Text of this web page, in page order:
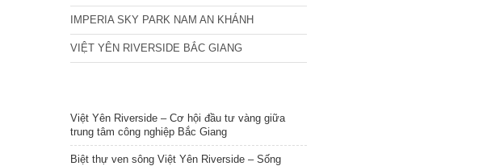
IMPERIA SKY PARK NAM AN KHÁNH
VIỆT YÊN RIVERSIDE BẮC GIANG
Việt Yên Riverside – Cơ hội đầu tư vàng giữa
trung tâm công nghiệp Bắc Giang
Biệt thự ven sông Việt Yên Riverside – Sống